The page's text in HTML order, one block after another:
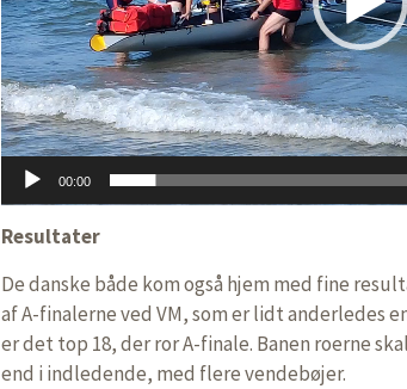
00:00
Resultater
De danske både kom også hjem med fine
af A-finalerne ved VM, som er lidt anderledes
er det top 18, der ror A-finale. Banen roerne
end i indledende, med flere vendebøjer.